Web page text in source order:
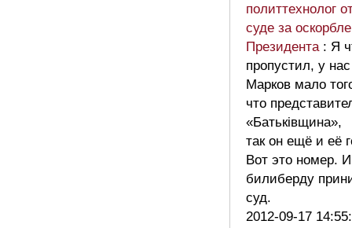
политтехнолог
суде за
Президента : Я
пропустил, у
Марков мало
что
«Батьківщина»,
так он ещё и её
Вот это номер.
билиберду
суд.
2012-09-17